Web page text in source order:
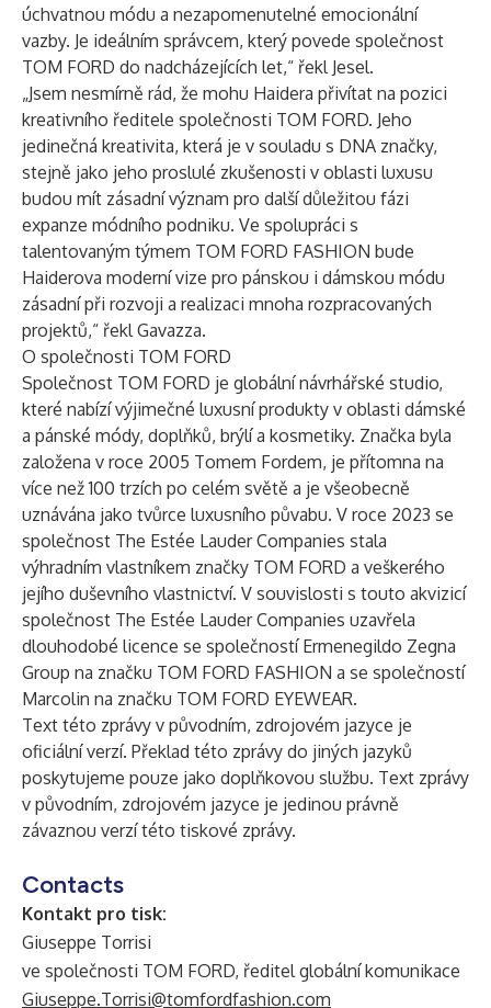
úchvatnou módu a nezapomenutelné emocionální
vazby. Je ideálním správcem, který povede společnost
TOM FORD do nadcházejících let,“ řekl Jesel.
„Jsem nesmírně rád, že mohu Haidera přivítat na pozici
kreativního ředitele společnosti TOM FORD. Jeho
jedinečná kreativita, která je v souladu s DNA značky,
stejně jako jeho proslulé zkušenosti v oblasti luxusu
budou mít zásadní význam pro další důležitou fázi
expanze módního podniku. Ve spolupráci s
talentovaným týmem TOM FORD FASHION bude
Haiderova moderní vize pro pánskou i dámskou módu
zásadní při rozvoji a realizaci mnoha rozpracovaných
projektů,“ řekl Gavazza.
O společnosti TOM FORD
Společnost TOM FORD je globální návrhářské studio,
které nabízí výjimečné luxusní produkty v oblasti dámské
a pánské módy, doplňků, brýlí a kosmetiky. Značka byla
založena v roce 2005 Tomem Fordem, je přítomna na
více než 100 trzích po celém světě a je všeobecně
uznávána jako tvůrce luxusního půvabu. V roce 2023 se
společnost The Estée Lauder Companies stala
výhradním vlastníkem značky TOM FORD a veškerého
jejího duševního vlastnictví. V souvislosti s touto akvizicí
společnost The Estée Lauder Companies uzavřela
dlouhodobé licence se společností Ermenegildo Zegna
Group na značku TOM FORD FASHION a se společností
Marcolin na značku TOM FORD EYEWEAR.
Text této zprávy v původním, zdrojovém jazyce je
oficiální verzí. Překlad této zprávy do jiných jazyků
poskytujeme pouze jako doplňkovou službu. Text zprávy
v původním, zdrojovém jazyce je jedinou právně
závaznou verzí této tiskové zprávy.
Contacts
Kontakt pro tisk:
Giuseppe Torrisi
ve společnosti TOM FORD, ředitel globální komunikace
Giuseppe.Torrisi@tomfordfashion.com